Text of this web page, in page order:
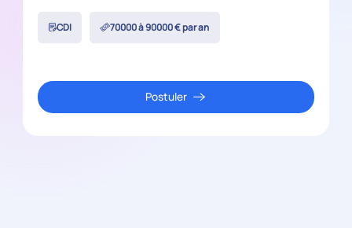
CDI 70000 à 90000 € par an
Postuler